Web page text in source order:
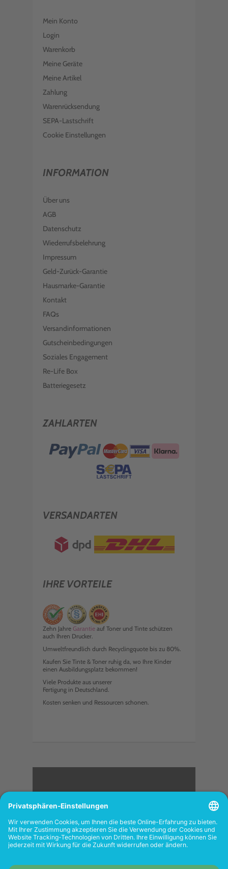
Mein Konto
Login
Warenkorb
Meine Geräte
Meine Artikel
Zahlung
Warenrücksendung
SEPA-Lastschrift
Cookie Einstellungen
INFORMATION
Über uns
AGB
Datenschutz
Wiederrufsbelehrung
Impressum
Geld-Zurück-Garantie
Hausmarke-Garantie
Kontakt
FAQs
Versandinformationen
Gutscheinbedingungen
Soziales Engagement
Re-Life Box
Batteriegesetz
ZAHLARTEN
VERSANDARTEN
IHRE VORTEILE
Zehn Jahre Garantie auf Toner und Tinte schützen
auch Ihren Drucker.
Umweltfreundlich durch Recyclingquote bis zu 80%.
Kaufen Sie Tinte & Toner ruhig da, wo Ihre Kinder
einen Ausbildungsplatz bekommen!
Viele Produkte aus unserer
Fertigung in Deutschland.
Kosten senken und Ressourcen schonen.
<
FOLGEN SIE UNS